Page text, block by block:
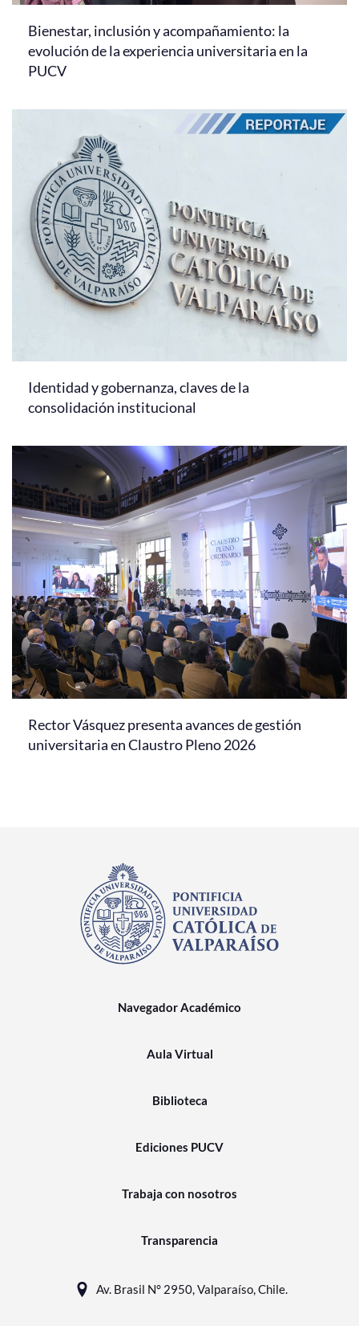
Bienestar, inclusión y acompañamiento: la
evolución de la experiencia universitaria en la
PUCV
Identidad y gobernanza, claves de la
consolidación institucional
Rector Vásquez presenta avances de gestión
universitaria en Claustro Pleno 2026
Navegador Académico
Aula Virtual
Biblioteca
Ediciones PUCV
Trabaja con nosotros
Transparencia
Av. Brasil N° 2950, Valparaíso, Chile.